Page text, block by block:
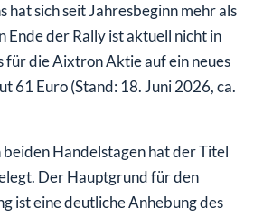
hat sich seit Jahresbeginn mehr als
Ende der Rally ist aktuell nicht in
für die Aixtron Aktie auf ein neues
61 Euro (Stand: 18. Juni 2026, ca.
Handelstagen hat der Titel
Der Hauptgrund für den
ist eine deutliche Anhebung des